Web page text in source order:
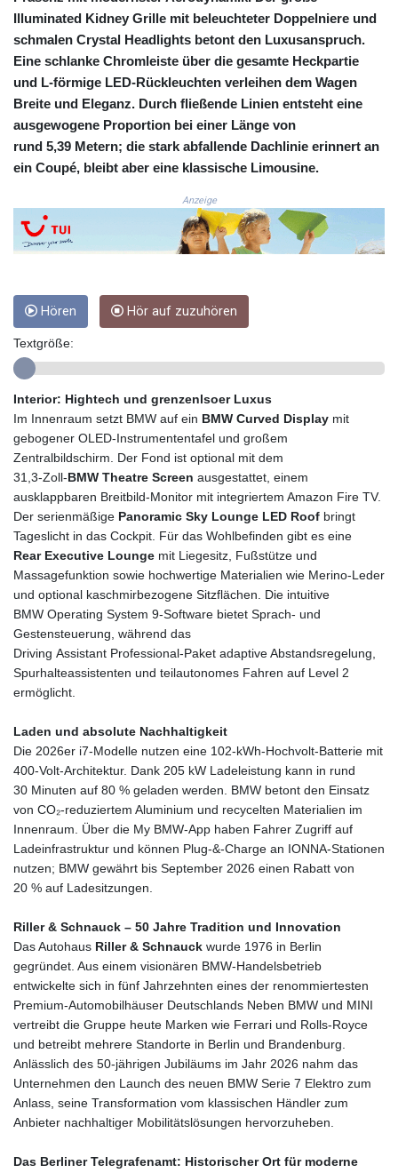
MYR 4.728715
MZN 73.882892
NAD 18.78764
NGN
1577.963717
NIO 42.540713
NOK 10.99759
NPR 176.001898
NZD 1.961547
PAB 1.15598
PEN 3.913564
PGK 5.112721
PHP 70.183258
PLN 4.299905
PYG
RON 5.244583
RSD 117.953626
RUB 94.679224
RWF
1693.738704
SAR 4.370455
SBD 9.325039
SCR 16.735107
SDG 694.263698
SEK 10.961095
SGD 1.477777
SLE 28.445176
SOS 694.263682
STD
23929.673396
SZL 18.781467
THB 38.210709
TJS 10.664099
TMT 4.058036
TND 3.366711
TRY 55.144784
TTD 7.835505
TWD 37.286072
UAH 51.775757
UGX
4306.406038
USD 1.156136
UYU 46.534057
UZS
13815.821213
VES 873.763846
VND
30295.956222
VUV 137.592149
XAF 657.83219
Illuminated Kidney Grille mit beleuchteter Doppelniere und
schmalen Crystal Headlights betont den Luxusanspruch.
Eine schlanke Chromleiste über die gesamte Heckpartie
und L‑förmige LED‑Rückleuchten verleihen dem Wagen
Breite und Eleganz. Durch fließende Linien entsteht eine
ausgewogene Proportion bei einer Länge von
rund 5,39 Metern; die stark abfallende Dachlinie erinnert an
ein Coupé, bleibt aber eine klassische Limousine.
Anzeige
Hören Hör auf zuzuhören
Textgröße:
Interior: Hightech und grenzenlsoer Luxus
Im Innenraum setzt BMW auf ein BMW Curved Display mit
gebogener OLED‑Instrumententafel und großem
Zentralbildschirm. Der Fond ist optional mit dem
31,3‑Zoll‑BMW Theatre Screen ausgestattet, einem
ausklappbaren Breitbild‑Monitor mit integriertem Amazon Fire TV.
Der serienmäßige Panoramic Sky Lounge LED Roof bringt
Tageslicht in das Cockpit. Für das Wohlbefinden gibt es eine
Rear Executive Lounge mit Liegesitz, Fußstütze und
Massagefunktion sowie hochwertige Materialien wie Merino‑Leder
und optional kaschmirbezogene Sitzflächen. Die intuitive
BMW Operating System 9‑Software bietet Sprach‑ und
Gestensteuerung, während das
Driving Assistant Professional‑Paket adaptive Abstandsregelung,
Spurhalteassistenten und teilautonomes Fahren auf Level 2
ermöglicht.
Laden und absolute Nachhaltigkeit
Die 2026er i7‑Modelle nutzen eine 102‑kWh‑Hochvolt‑Batterie mit
400‑Volt‑Architektur. Dank 205 kW Ladeleistung kann in rund
30 Minuten auf 80 % geladen werden. BMW betont den Einsatz
von CO₂‑reduziertem Aluminium und recycelten Materialien im
Innenraum. Über die My BMW‑App haben Fahrer Zugriff auf
Ladeinfrastruktur und können Plug‑&‑Charge an IONNA‑Stationen
nutzen; BMW gewährt bis September 2026 einen Rabatt von
20 % auf Ladesitzungen.
Riller & Schnauck – 50 Jahre Tradition und Innovation
Das Autohaus Riller & Schnauck wurde 1976 in Berlin
gegründet. Aus einem visionären BMW‑Handelsbetrieb
entwickelte sich in fünf Jahrzehnten eines der renommiertesten
Premium‑Automobilhäuser Deutschlands Neben BMW und MINI
vertreibt die Gruppe heute Marken wie Ferrari und Rolls‑Royce
und betreibt mehrere Standorte in Berlin und Brandenburg.
Anlässlich des 50‑jährigen Jubiläums im Jahr 2026 nahm das
Unternehmen den Launch des neuen BMW Serie 7 Elektro zum
Anlass, seine Transformation vom klassischen Händler zum
Anbieter nachhaltiger Mobilitätslösungen hervorzuheben.
Das Berliner Telegrafenamt: Historischer Ort für moderne